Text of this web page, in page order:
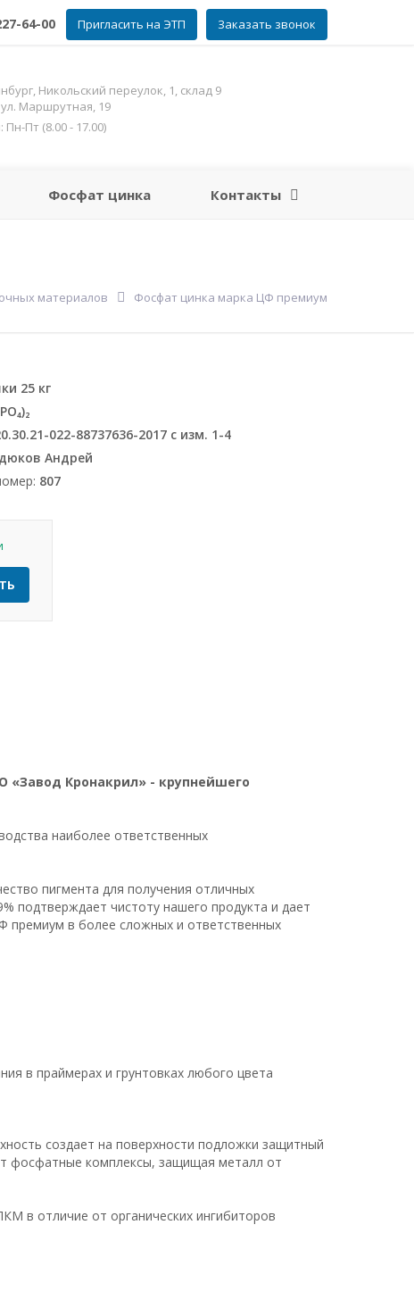
64-00 Заказать звонок
Пригласить на ЭТП
Никольский переулок, 1, склад 9
Маршрутная, 19
Пт (8.00 - 17.00)
Фосфат цинка Контакты
материалов Фосфат цинка марка ЦФ премиум
25 кг
022-88737636-2017 с изм. 1-4
Андрей
807
Кронакрил» - крупнейшего
наиболее ответственных
пигмента для получения отличных
подтверждает чистоту нашего продукта и дает
премиум в более сложных и ответственных
в праймерах и грунтовках любого цвета
создает на поверхности подложки защитный
фосфатные комплексы, защищая металл от
в отличие от органических ингибиторов